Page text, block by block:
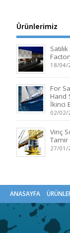
Ürünlerimiz
18/04/
For
Hand
İkinci
02/02/
Vinç
Tamir
27/01/
ANASAYFA